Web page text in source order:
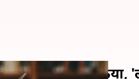
को शामिल किया,